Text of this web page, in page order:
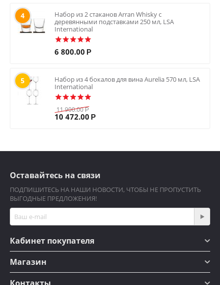
4
Набор из 2 стаканов Arran Whisky с
деревянными подставками 250 мл, LSA
International
6 800.00 Р
5
Набор из 4 бокалов для вина Aurelia 570 мл, LSA
International
11 900.00 Р
10 472.00 Р
Оставайтесь на связи
ПОДПИШИТЕСЬ НА НАШИ НОВОСТИ, ЧТОБЫ НЕ ПРОПУСТИТЬ
ВЫГОДНЫЕ ПРЕДЛОЖЕНИЯ!
Кабинет покупателя
Магазин